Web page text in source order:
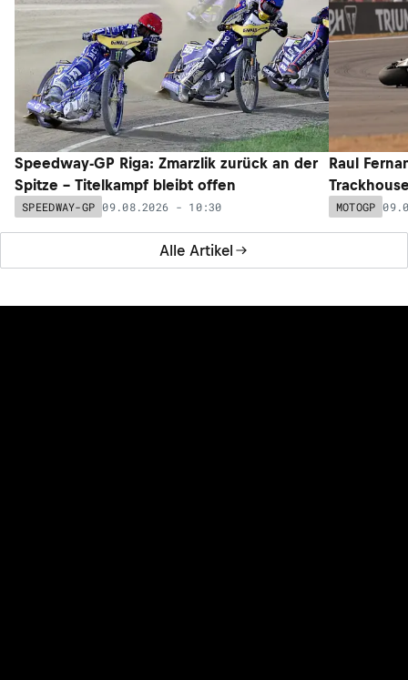
Alle Artikel
Speedway-GP Riga: Zmarzlik zurück an der
Spitze – Titelkampf bleibt offen
SPEEDWAY-GP 09.08.2026 - 10:30
Raul
MOTOGP